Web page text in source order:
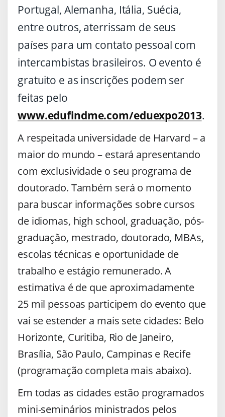
Portugal, Alemanha, Itália, Suécia,
entre outros, aterrissam de seus
países para um contato pessoal com
intercambistas brasileiros. O evento é
gratuito e as inscrições podem ser
feitas pelo
www.edufindme.com/eduexpo2013.
A respeitada universidade de Harvard – a
maior do mundo – estará apresentando
com exclusividade o seu programa de
doutorado. Também será o momento
para buscar informações sobre cursos
de idiomas, high school, graduação, pós-
graduação, mestrado, doutorado, MBAs,
escolas técnicas e oportunidade de
trabalho e estágio remunerado. A
estimativa é de que aproximadamente
25 mil pessoas participem do evento que
vai se estender a mais sete cidades: Belo
Horizonte, Curitiba, Rio de Janeiro,
Brasília, São Paulo, Campinas e Recife
(programação completa mais abaixo).
Em todas as cidades estão programados
mini-seminários ministrados pelos